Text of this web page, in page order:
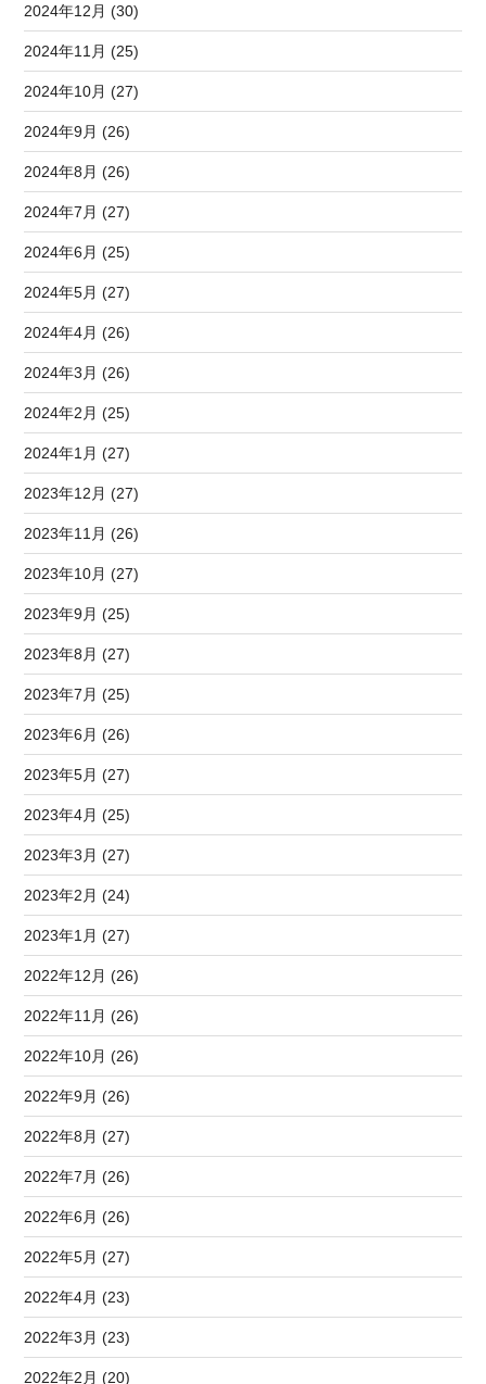
2024年12月 (30)
2024年11月 (25)
2024年10月 (27)
2024年9月 (26)
2024年8月 (26)
2024年7月 (27)
2024年6月 (25)
2024年5月 (27)
2024年4月 (26)
2024年3月 (26)
2024年2月 (25)
2024年1月 (27)
2023年12月 (27)
2023年11月 (26)
2023年10月 (27)
2023年9月 (25)
2023年8月 (27)
2023年7月 (25)
2023年6月 (26)
2023年5月 (27)
2023年4月 (25)
2023年3月 (27)
2023年2月 (24)
2023年1月 (27)
2022年12月 (26)
2022年11月 (26)
2022年10月 (26)
2022年9月 (26)
2022年8月 (27)
2022年7月 (26)
2022年6月 (26)
2022年5月 (27)
2022年4月 (23)
2022年3月 (23)
2022年2月 (20)